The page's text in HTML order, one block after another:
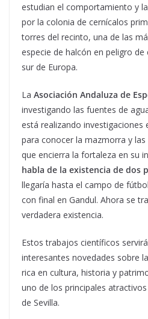
estudian el comportamiento y
por la colonia de cernícalos
torres del recinto, una de las
especie de halcón en peligro
sur de Europa.
La Asociación Andaluza de
investigando las fuentes de
está realizando investigaciones
para conocer la mazmorra y
que encierra la fortaleza en su
habla de la existencia de dos
llegaría hasta el campo de
con final en Gandul. Ahora se
verdadera existencia.
Estos trabajos científicos
interesantes novedades sobre
rica en cultura, historia y
uno de los principales
de Sevilla.